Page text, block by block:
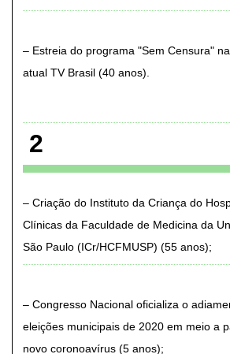
Estreia do programa "Sem Censura"
atual TV Brasil (40 anos)
2
Criação do Instituto da Criança do
Clínicas da Faculdade de Medicina da
São Paulo (ICr/HCFMUSP) (55 anos)
Congresso Nacional oficializa o
eleições municipais de 2020 em meio a
novo coronoavírus (5 anos)